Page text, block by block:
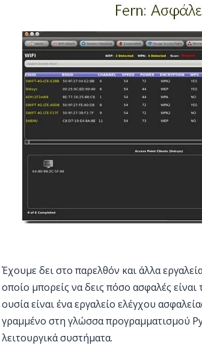
Έχουμε δει στο παρελθόν και άλλα
οποίο μπορείς να δεις πόσο ασφαλές
ουσία είναι ένα εργαλείο ελέγχου
γραμμένο στη γλώσσα προγραμματισμού
λειτουργικά συστήματα.